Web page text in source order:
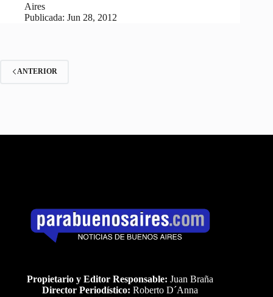
Aires
Publicada: Jun 28, 2012
ANTERIOR
Propietario y Editor Responsable: Juan Braña
Director Periodístico: Roberto D´Anna